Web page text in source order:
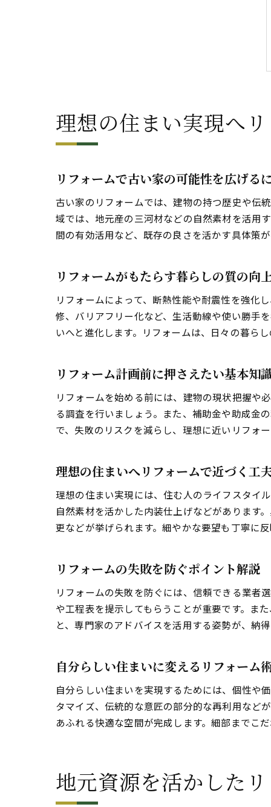
理想の住まい実現へ
リフォームで古い家の可能性を広げる
古い家のリフォームでは、建物の持つ歴史や伝
域では、地元産の三河材などの自然素材を活用
間の有効活用など、既存の良さを活かす具体策
リフォームがもたらす暮らしの質の向
リフォームによって、断熱性能や耐震性を強化
修、バリアフリー化など、生活動線や使い勝手
いへと進化します。リフォームは、日々の暮ら
リフォーム計画前に押さえたい基本知
リフォームを始める前には、建物の現状把握や
る調査を行いましょう。また、補助金や助成金
で、失敗のリスクを減らし、理想に近いリフォ
理想の住まいへリフォームで近づく工
理想の住まい実現には、住む人のライフスタイ
自然素材を活かした内装仕上げなどがあります
更などが挙げられます。細やかな要望も丁寧に
リフォームの失敗を防ぐポイント解説
リフォームの失敗を防ぐには、信頼できる業者
や工程表を提示してもらうことが重要です。ま
と、専門家のアドバイスを活用する姿勢が、納
自分らしい住まいに変えるリフォーム
自分らしい住まいを実現するためには、個性や
タマイズ、伝統的な意匠の部分的な再利用など
あふれる快適な空間が完成します。細部までこ
地元資源を活かした